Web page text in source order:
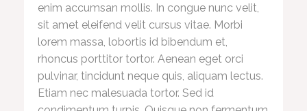
enim accumsan mollis. In congue nunc velit,
sit amet eleifend velit cursus vitae. Morbi
lorem massa, lobortis id bibendum et,
rhoncus porttitor tortor. Aenean eget orci
pulvinar, tincidunt neque quis, aliquam lectus.
Etiam nec malesuada tortor. Sed id